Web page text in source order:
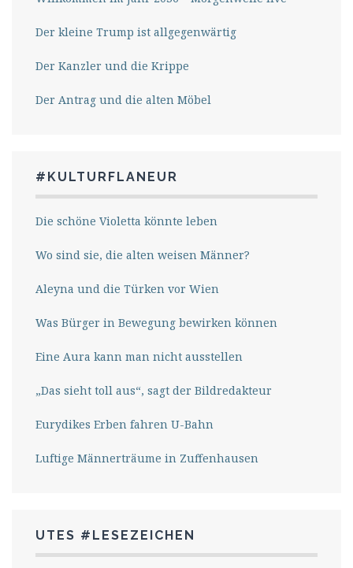
Der kleine Trump ist allgegenwärtig
Der Kanzler und die Krippe
Der Antrag und die alten Möbel
#KULTURFLANEUR
Die schöne Violetta könnte leben
Wo sind sie, die alten weisen Männer?
Aleyna und die Türken vor Wien
Was Bürger in Bewegung bewirken können
Eine Aura kann man nicht ausstellen
„Das sieht toll aus“, sagt der Bildredakteur
Eurydikes Erben fahren U-Bahn
Luftige Männerträume in Zuffenhausen
UTES #LESEZEICHEN